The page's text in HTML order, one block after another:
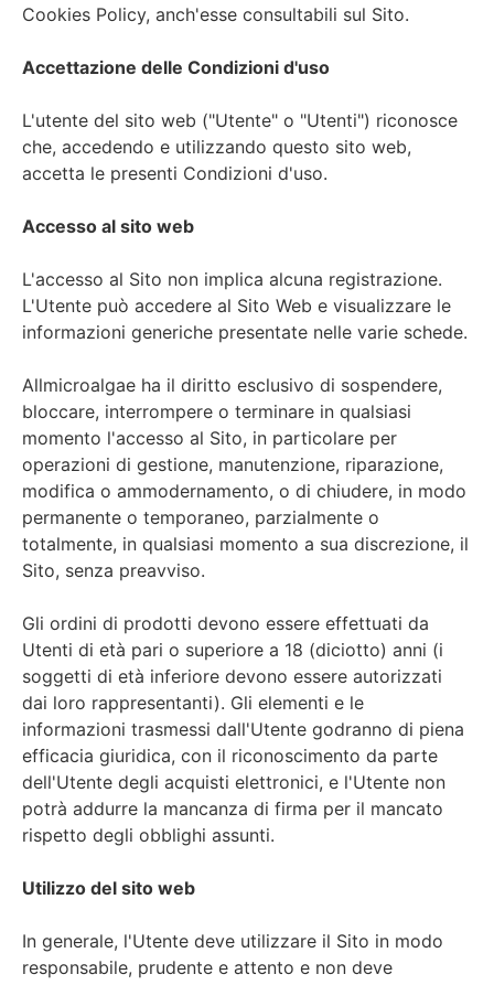
Cookies Policy, anch'esse consultabili sul Sito.
Accettazione delle Condizioni d'uso
L'utente del sito web ("Utente" o "Utenti") riconosce
che, accedendo e utilizzando questo sito web,
accetta le presenti Condizioni d'uso.
Accesso al sito web
L'accesso al Sito non implica alcuna registrazione.
L'Utente può accedere al Sito Web e visualizzare le
informazioni generiche presentate nelle varie schede.
Allmicroalgae ha il diritto esclusivo di sospendere,
bloccare, interrompere o terminare in qualsiasi
momento l'accesso al Sito, in particolare per
operazioni di gestione, manutenzione, riparazione,
modifica o ammodernamento, o di chiudere, in modo
permanente o temporaneo, parzialmente o
totalmente, in qualsiasi momento a sua discrezione, il
Sito, senza preavviso.
Gli ordini di prodotti devono essere effettuati da
Utenti di età pari o superiore a 18 (diciotto) anni (i
soggetti di età inferiore devono essere autorizzati
dai loro rappresentanti). Gli elementi e le
informazioni trasmessi dall'Utente godranno di piena
efficacia giuridica, con il riconoscimento da parte
dell'Utente degli acquisti elettronici, e l'Utente non
potrà addurre la mancanza di firma per il mancato
rispetto degli obblighi assunti.
Utilizzo del sito web
In generale, l'Utente deve utilizzare il Sito in modo
responsabile, prudente e attento e non deve